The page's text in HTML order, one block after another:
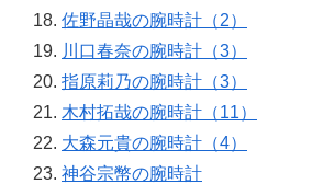
佐野晶哉の腕時計（2）
川口春奈の腕時計（3）
指原莉乃の腕時計（3）
木村拓哉の腕時計（11）
大森元貴の腕時計（4）
神谷宗幣の腕時計